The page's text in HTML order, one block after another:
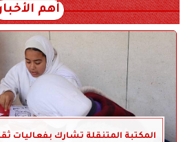
أهم
المكتبة المتنقلة تشارك بفعاليات